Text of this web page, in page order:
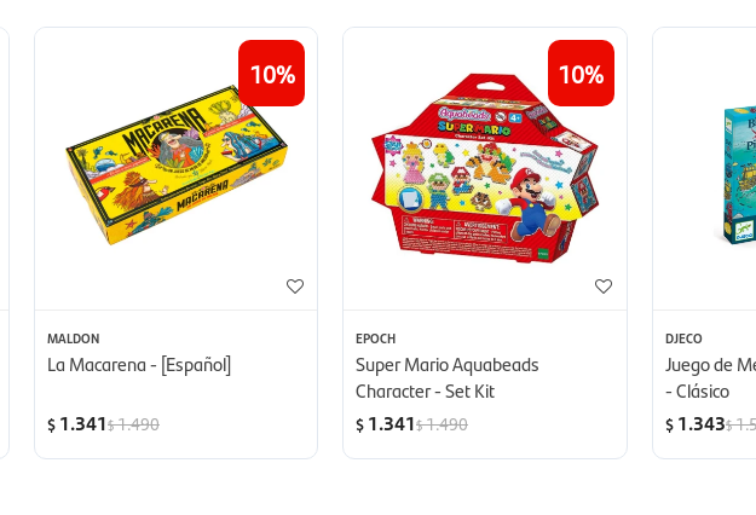
10
MALDON
La Macarena - [Español]
$ 1.341$1.490
10
EPOCH
Super Mario Aquabeads
Character - Set Kit
$ 1.341$1.490
DJECO
Juego de
- Clásico
$ 1.343$